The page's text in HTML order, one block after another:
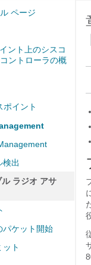
ページ
ント上のシスコ
ントローラの概
ポイント
検出
ラジオ アサ
パケット開始
ト